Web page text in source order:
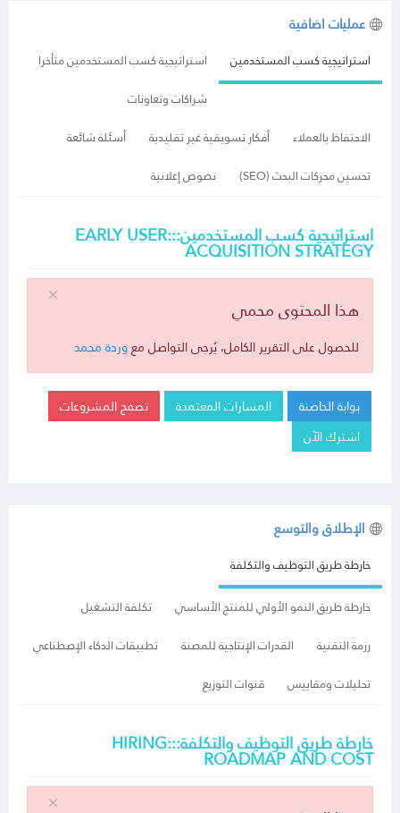
عمليات اضافية
استراتيجية كسب المستخدمين
استراتيجية كسب المستخدمين متأخرا
شراكات وتعاونات
الاحتفاظ بالعملاء
أفكار تسويقية غير تقليدية
أسئلة شائعة
تحسين محركات البحث (SEO)
نصوص إعلانية
استراتيجية كسب المستخدمين:::EARLY USER
ACQUISITION STRATEGY
هذا المحتوى محمي
للحصول على التقرير الكامل، يُرجى التواصل معوردة محمد
بوابة الحاضنة المسارات المعتمدة
تصفح المشروعات
اشترك الآن
الإطلاق والتوسع
خارطة طريق التوظيف والتكلفة
خارطة طريق النمو الأولي للمنتج الأساسي
تكلفة التشغيل
رزمة التقنية
القدرات الإنتاجية للمصنة
تطبيقات الذكاء الإصطناعي
تحليلات ومقاييس
قنوات التوزيع
خارطة طريق التوظيف والتكلفة:::HIRING
ROADMAP AND COST